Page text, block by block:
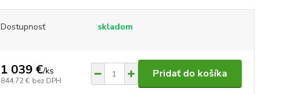
Dostupnosť skladom
1 039 €/ks
844,72 € bez DPH
Pridať do košíka